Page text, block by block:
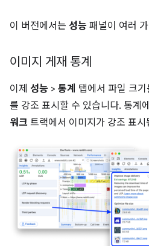
이 버전에서는 성능 패널이 여러
이미지 게재 통계
이제 성능 > 통계 탭에서 파일 크
를 강조 표시할 수 있습니다. 통계
워크 트랙에서 이미지가 강조 표시